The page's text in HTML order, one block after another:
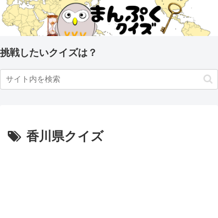
挑戦したいクイズは？
香川県クイズ